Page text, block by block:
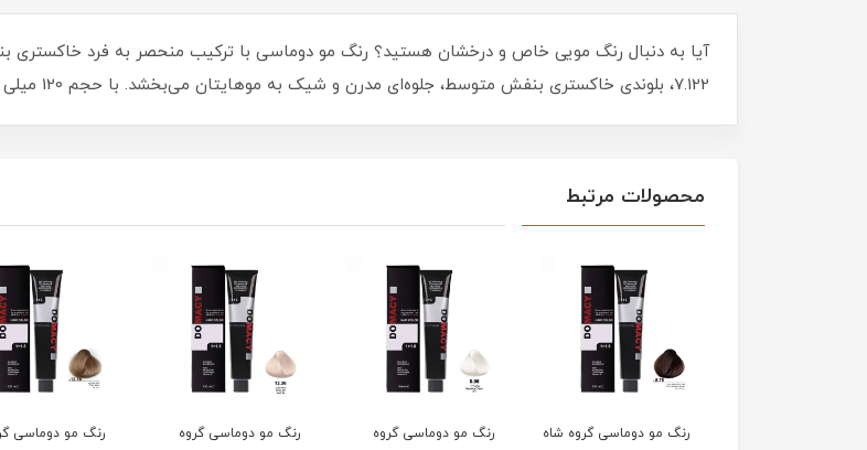
آیا به دنبال رنگ مویی خاص و درخشان هستید؟ رنگ مو دوماسی با ترکیب منحصر به فرد خاکستری
7.122، بلوندی خاکستری بنفش متوسط، جلوه‌ای مدرن و شیک به موهایتان می‌بخشد. با حجم 120 میلی‌ لیتر، پوشش یکنواخت و ماندگاری فوق‌العاده‌ای را تجربه کنید.
محصولات مرتبط
رنگ مو دوماسی گروه شاه
رنگ مو دوماسی گروه
رنگ مو دوماسی گروه
رنگ مو دوماسی